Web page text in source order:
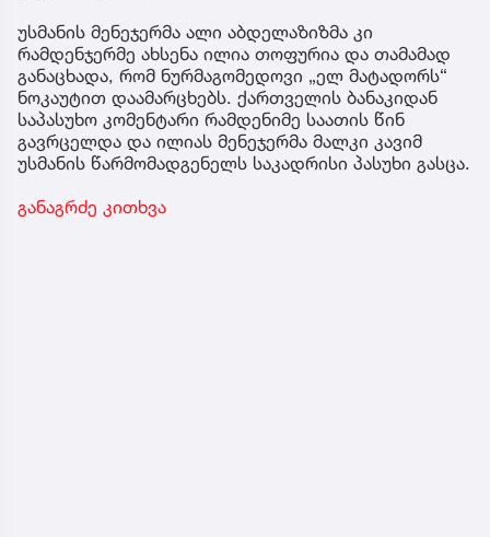
უსმანის მენეჯერმა ალი აბდელაზიზმა კი
რამდენჯერმე ახსენა ილია თოფურია და თამამად
განაცხადა, რომ ნურმაგომედოვი „ელ მატადორს“
ნოკაუტით დაამარცხებს. ქართველის ბანაკიდან
საპასუხო კომენტარი რამდენიმე საათის წინ
გავრცელდა და ილიას მენეჯერმა მალკი კავიმ
უსმანის წარმომადგენელს საკადრისი პასუხი გასცა.
განაგრძე კითხვა